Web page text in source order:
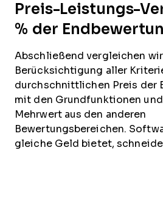
Preis-Leistungs-
% der
Abschließend vergleichen
Berücksichtigung aller
durchschnittlichen Preis der
mit den Grundfunktionen
Mehrwert aus den anderen
Bewertungsbereichen.
gleiche Geld bietet,